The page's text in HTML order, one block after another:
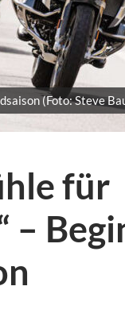
(Foto: Steve
für
–